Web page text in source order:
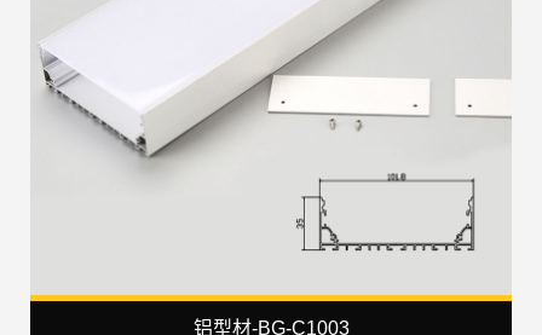
铝型材-BG-C1003